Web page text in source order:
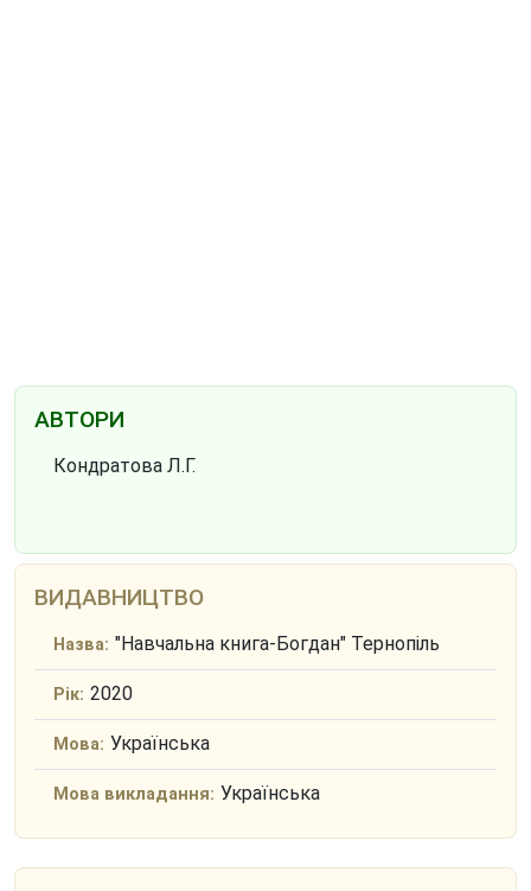
АВТОРИ
Кондратова Л.Г.
ВИДАВНИЦТВО
Назва: "Навчальна книга-Богдан" Тернопіль
Рік: 2020
Мова: Українська
Мова викладання: Українська